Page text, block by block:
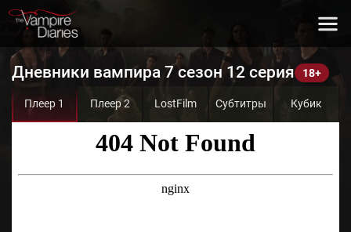
Дневники вампира 7 сезон 12 серия
Плеер 1 Плеер 2 LostFilm Субтитры Кубик